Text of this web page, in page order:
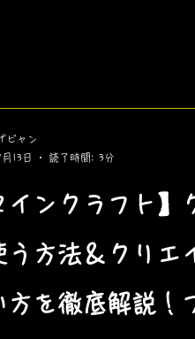
インクラフト】
う方法＆クリエ
方を徹底解説！
ビャン
13日
読了時間: 3分